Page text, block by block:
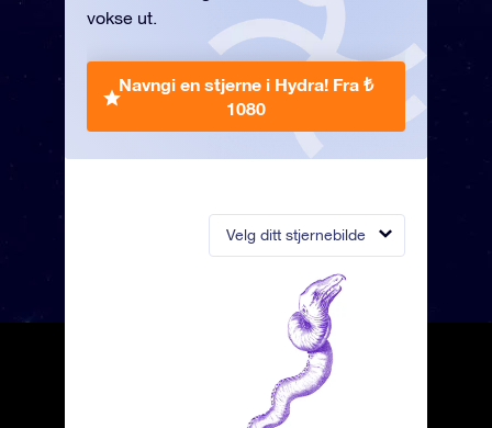
Velg ditt stjernebilde
vokse ut.
Navngi en stjerne i Hydra! Fra ₺
1080